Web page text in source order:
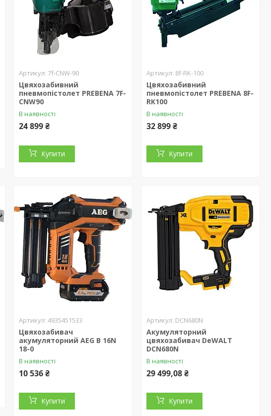
7f-CNW-90
Цвяхозабивний
пневмопістолет PREBENA 7F-
CNW90
В наявності
24 899 ₴
Купити
8f-RK-100
Цвяхозабивний
пневмопістолет PREBENA 8F-
RK100
В наявності
32 899 ₴
Купити
4935451533
Цвяхозабивач
акумуляторний AEG B 16N
18-0
В наявності
10 536 ₴
Купити
DCN680N
Акумуляторний
цвяхозабивач DeWALT
DCN680N
В наявності
29 499,08 ₴
Купити